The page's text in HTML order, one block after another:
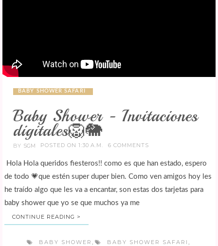
BABY SHOWER SAFARI
Baby Shower - Invitaciones
digitales🦁🐘
BY SGM POSTED ON 1:30 A.M. 6 COMMENTS
Hola Hola queridos fiesteros!! como es que han estado, espero
de todo 💗que estén super duper bien. Como ven amigos hoy les
he traído algo que les va a encantar, son estas dos tarjetas para
baby shower que yo se que muchos ya me
CONTINUE READING >
BABY SHOWER BABY SHOWER SAFARI